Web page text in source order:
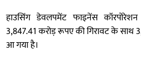
हाउसिंग डेवलपमेंट फाइनेंस
3,847.41 करोड़ रूपए की गिरावट के साथ
आ गया है।